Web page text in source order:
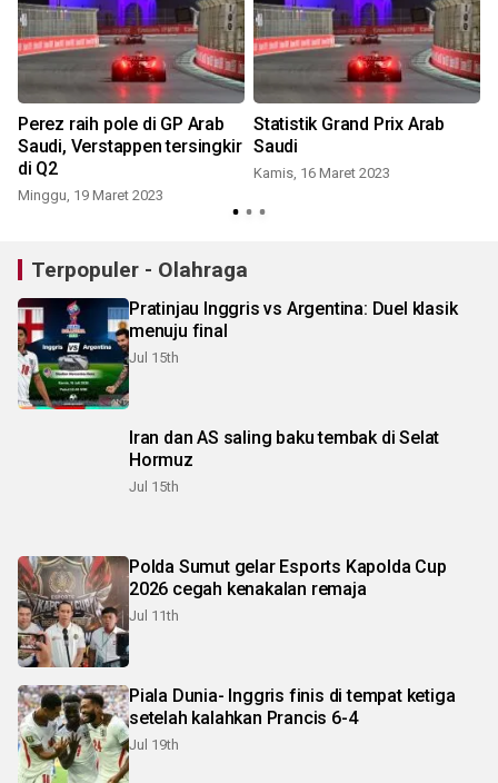
Perez raih pole di GP Arab
Saudi, Verstappen tersingkir
di Q2
Minggu, 19 Maret 2023
Statistik Grand Prix Arab
Saudi
Kamis, 16 Maret 2023
Terpopuler - Olahraga
Pratinjau Inggris vs Argentina: Duel klasik
menuju final
Jul 15th
Iran dan AS saling baku tembak di Selat
Hormuz
Jul 15th
Polda Sumut gelar Esports Kapolda Cup
2026 cegah kenakalan remaja
Jul 11th
Piala Dunia- Inggris finis di tempat ketiga
setelah kalahkan Prancis 6-4
Jul 19th